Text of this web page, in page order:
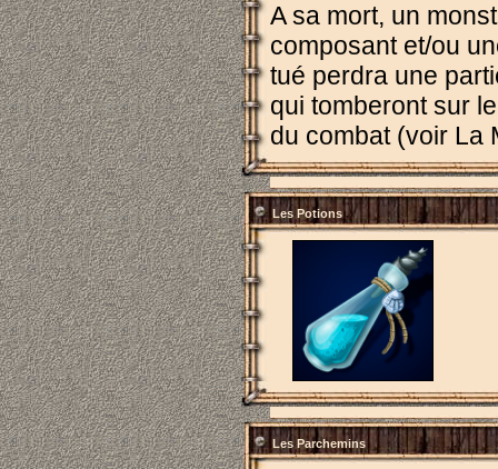
A sa mort, un
composant et/ou
tué perdra une
qui tomberont sur
du combat (voir La
Les Potions
Les Parchemins